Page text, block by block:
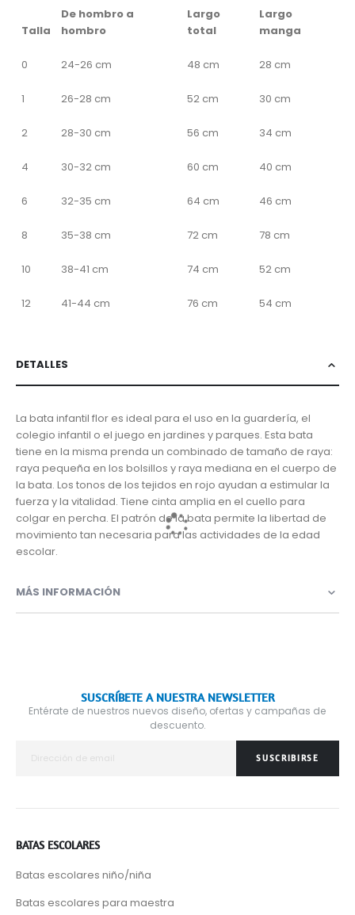
Talla
De hombro a
hombro
Largo
total
Largo
manga
0 24-26 cm 48 cm 28 cm
1 26-28 cm 52 cm 30 cm
2 28-30 cm 56 cm 34 cm
4 30-32 cm 60 cm 40 cm
6 32-35 cm 64 cm 46 cm
8 35-38 cm 72 cm 78 cm
10 38-41 cm 74 cm 52 cm
12 41-44 cm 76 cm 54 cm
DETALLES
La bata infantil flor es ideal para el uso en la guardería, el
colegio infantil o el juego en jardines y parques. Esta bata
tiene en la misma prenda un combinado de tamaño de raya:
raya pequeña en los bolsillos y raya mediana en el cuerpo de
la bata. Los tonos de los tejidos en rojo ayudan a estimular la
fuerza y la vitalidad. Tiene cinta amplia en el cuello para
colgar en percha. El patrón de la bata permite la libertad de
movimiento tan necesaria para las actividades de la edad
escolar.
MÁS INFORMACIÓN
SUSCRÍBETE A NUESTRA NEWSLETTER
Entérate de nuestros nuevos diseño, ofertas y campañas de
descuento.
SUSCRIBIRSE
BATAS ESCOLARES
Batas escolares niño/niña
Batas escolares para maestra